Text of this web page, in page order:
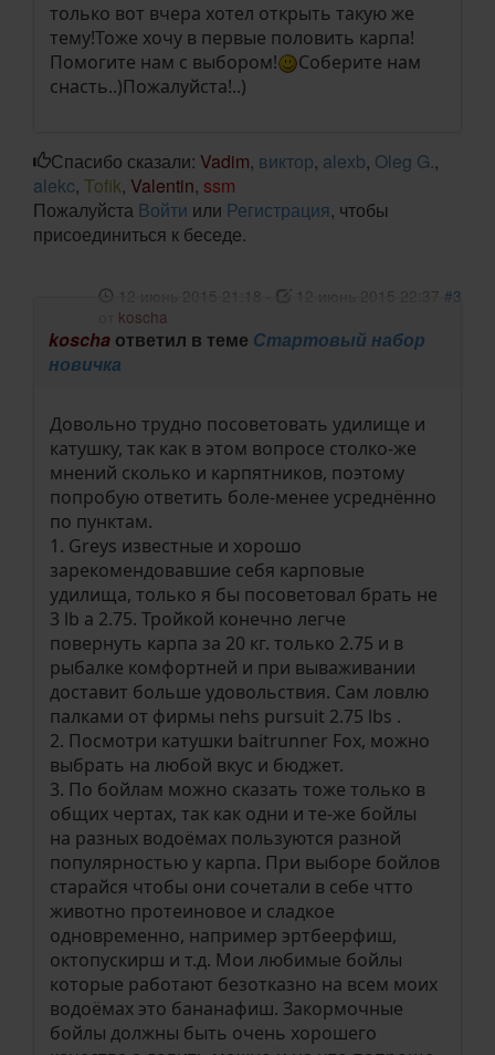
только вот вчера хотел открыть такую же
тему!Тоже хочу в первые половить карпа!
Помогите нам с выбором!
Соберите нам
снасть..)Пожалуйста!..)
Спасибо сказали: Vadim, виктор, alexb, Oleg G.,
alekc, Tofik, Valentin, ssm
Пожалуйста Войти или Регистрация, чтобы
присоединиться к беседе.
12 июнь 2015 21:18 12 июнь 2015 22:37 #3
koscha
koscha ответил в теме Стартовый набор
новичка
Довольно трудно посоветовать удилище и
катушку, так как в этом вопросе столко-же
мнений сколько и карпятников, поэтому
попробую ответить боле-менее усреднённо
по пунктам.
1. Greys известные и хорошо
зарекомендовавшие себя карповые
удилища, только я бы посоветовал брать не
3 lb а 2.75. Тройкой конечно легче
повернуть карпа за 20 кг. только 2.75 и в
рыбалке комфортней и при вываживании
доставит больше удовольствия. Сам ловлю
палками от фирмы nehs pursuit 2.75 lbs .
2. Посмотри катушки baitrunner Fox, можно
выбрать на любой вкус и бюджет.
3. По бойлам можно сказать тоже только в
общих чертах, так как одни и те-же бойлы
на разных водоёмах пользуются разной
популярностью у карпа. При выборе бойлов
старайся чтобы они сочетали в себе чтто
животно протеиновое и сладкое
одновременно, например эртбеерфиш,
октопускирш и т.д. Мои любимые бойлы
которые работают безотказно на всем моих
водоёмах это бананафиш. Закормочные
бойлы должны быть очень хорошего